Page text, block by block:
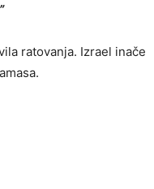
ratovanja. Izrael inače